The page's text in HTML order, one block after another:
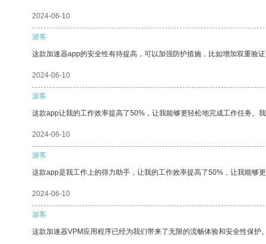
2024-06-10
游客
这款加速器app的安全性有待提高，可以加强防护措施，比如增加双重验
2024-06-10
游客
这款app让我的工作效率提高了50%，让我能够更轻松地完成工作任务。
2024-06-10
游客
这款app是我工作上的得力助手，让我的工作效率提高了50%，让我能够
2024-06-10
游客
这款加速器VPM应用程序已经为我们带来了无限的流畅体验和安全性保护